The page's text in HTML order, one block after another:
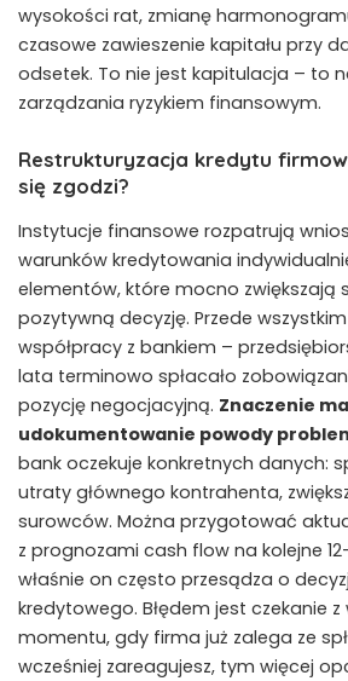
wysokości rat, zmianę
czasowe zawieszenie kapitału przy
odsetek. To nie jest kapitulacja – to
zarządzania ryzykiem finansowym.
Restrukturyzacja kredytu
się zgodzi?
Instytucje finansowe rozpatrują
warunków kredytowania
elementów, które mocno zwiększają
pozytywną decyzję. Przede
współpracy z bankiem –
lata terminowo spłacało
pozycję negocjacyjną. Znaczenie
udokumentowanie powody
bank oczekuje konkretnych danych:
utraty głównego kontrahenta,
surowców. Można przygotować
z prognozami cash flow na kolejne
właśnie on często przesądza o
kredytowego. Błędem jest czekanie
momentu, gdy firma już zalega ze
wcześniej zareagujesz, tym więcej